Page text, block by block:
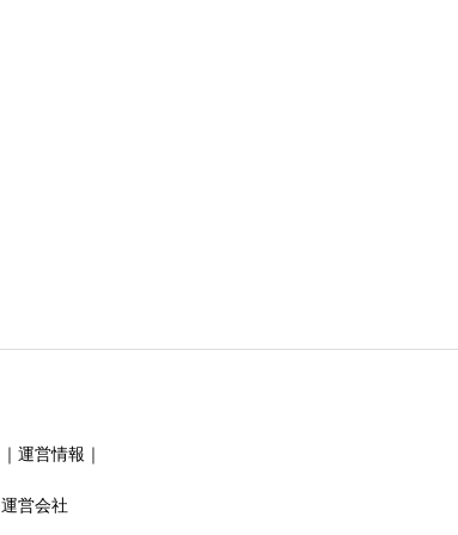
｜運営情報｜
運営会社